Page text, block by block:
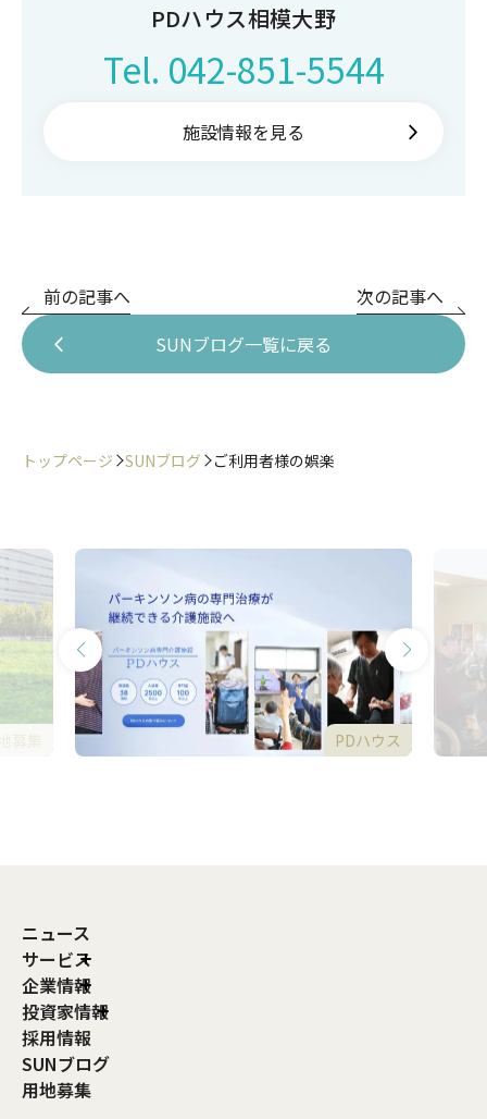
PDハウス相模大野
Tel. 042-851-5544
施設情報を見る
前の記事へ
SUNブログ一覧に戻る
次の記事へ
トップページ SUNブログ ご利用者様の娯楽
PDハウス
ニュース
サービス
企業情報
投資家情報
採用情報
SUNブログ
用地募集